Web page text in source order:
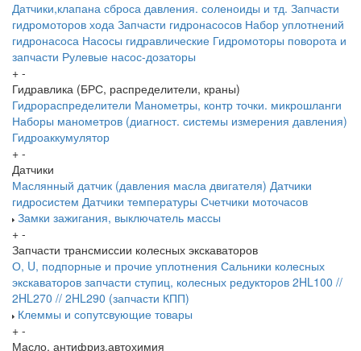
Датчики,клапана сброса давления. соленоиды и тд. Запчасти
гидромоторов хода Запчасти гидронасосов Набор уплотнений
гидронасоса Насосы гидравлические Гидромоторы поворота и
запчасти Рулевые насос-дозаторы
+ -
Гидравлика (БРС, распределители, краны)
Гидрораспределители Манометры, контр точки. микрошланги
Наборы манометров (диагност. системы измерения давления)
Гидроаккумулятор
+ -
Датчики
Маслянный датчик (давления масла двигателя) Датчики
гидросистем Датчики температуры Счетчики моточасов
Замки зажигания, выключатель массы
+ -
Запчасти трансмиссии колесных экскаваторов
О, U, подпорные и прочие уплотнения Сальники колесных
экскаваторов запчасти ступиц, колесных редукторов 2HL100 //
2HL270 // 2HL290 (запчасти КПП)
Клеммы и сопутсвующие товары
+ -
Масло, антифриз,автохимия